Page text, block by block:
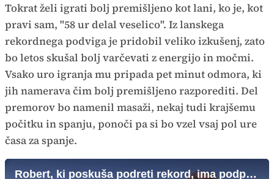
Tokrat želi igrati bolj premišljeno kot lani, ko je, kot
pravi sam, "58 ur delal veselico". Iz lanskega
rekordnega podviga je pridobil veliko izkušenj, zato
bo letos skušal bolj varčevati z energijo in močmi.
Vsako uro igranja mu pripada pet minut odmora, ki
jih namerava čim bolj premišljeno razporediti. Del
premorov bo namenil masaži, nekaj tudi krajšemu
počitku in spanju, ponoči pa si bo vzel vsaj pol ure
časa za spanje.
Robert, ki poskuša podreti rekord, ima podporo z vseh strani